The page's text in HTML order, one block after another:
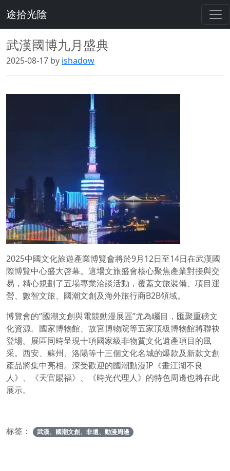
途拾光陰
武漢國博九月盛典
2025-08-17 by ishadow
2025中國文化旅遊產業博覽會將於9月12日至14日在武漢國
際博覽中心盛大啓幕。這場文旅盛會核心聚焦產業對接與交
易，精心規劃了五場專業洽談活動，覆蓋文旅裝備、項目運
營、數智文旅、國潮文創及海外旅行商B2B領域。
博覽會的“國潮文創與電競動漫展區”尤為矚目，匯聚重磅文
化資源。國家博物館、故宮博物院等五家頂級博物館將聯袂
登場。展區同時呈現十項國家級非物質文化遺產項目的風
采。西安、蘇州、洛陽等十三個文化名城的爆款及新款文創
產品將集中亮相。深受歡迎的國潮動漫IP《畫江湖不良
人》、《天官賜福》、《時光代理人》的特色周邊也將在此
展示。
标签： 武漢、國潮文創、非遺、動漫周邊